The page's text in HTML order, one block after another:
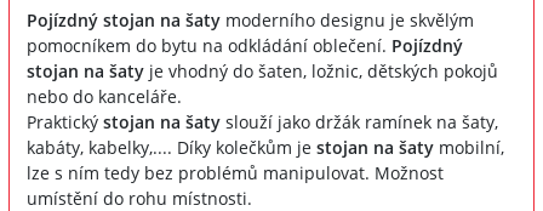
Pojízdný stojan na šaty moderního designu je skvělým
pomocníkem do bytu na odkládání oblečení. Pojízdný
stojan na šaty je vhodný do šaten, ložnic, dětských pokojů
nebo do kanceláře.
Praktický stojan na šaty slouží jako držák ramínek na šaty,
kabáty, kabelky,.... Díky kolečkům je stojan na šaty mobilní,
lze s ním tedy bez problémů manipulovat. Možnost
umístění do rohu místnosti.